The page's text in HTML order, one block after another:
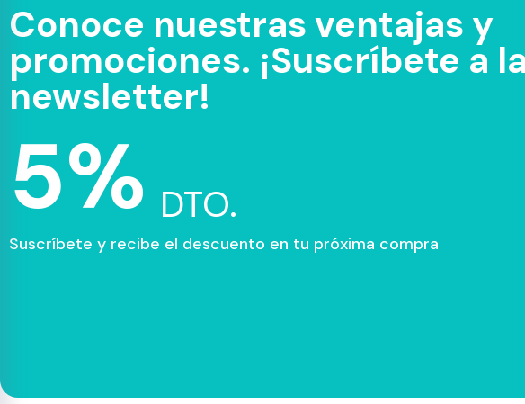
Conoce nuestras ventajas y
promociones. ¡Suscríbete a la
newsletter!
5% DTO.
Suscríbete y recibe el descuento en tu próxima compra